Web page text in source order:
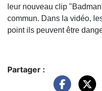
leur nouveau clip
commun. Dans la vidéo,
point ils peuvent être
Partager :